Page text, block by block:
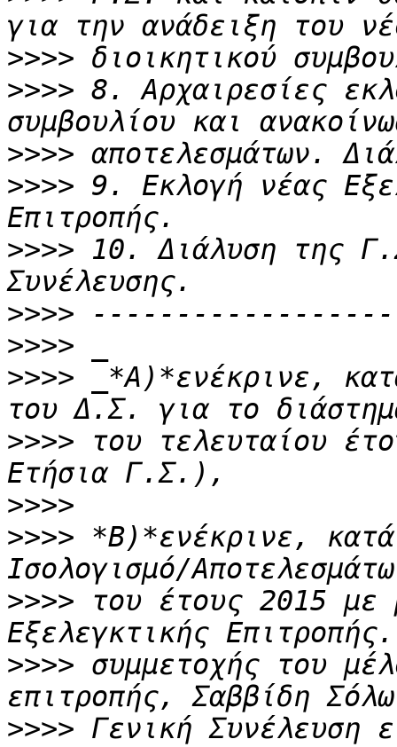
>>>>
>>>> 8. Αρχαιρεσίες
>>>>
>>>> 9. Εκλογή νέας
>>>> 10. Διάλυση της
>>>>
>>>>
>>>> _*Α)*ενέκρινε,
>>>> του τελευταίου
>>>>
>>>> *B)*ενέκρινε,
>>>> του έτους 2015 με
>>>> συμμετοχής του
>>>> Γενική Συνέλευση